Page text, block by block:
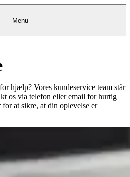
rådgivning rådgivningProjekter &
Eventkalender
Menu
hjælp? Vores kundeservice team står
os via telefon eller email for hurtig
at sikre, at din oplevelse er